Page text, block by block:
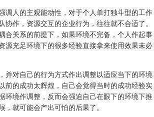
调人的主观能动性，对于个人单打独斗型的工作
协作，资源交互的企业行为，往往就不合适了。
合关系的前提下，如果环境不完备，个人作起事
源充足环境下的很多经验直接拿来使用效果未必
并对自己的行为方式作出调整以适应当下的环境
前的成功太辉煌，自己会觉得当时的成功经验实
环境作调整，反而会强迫自己在眼下的环境下推
就可能会产出可怕的后果了。